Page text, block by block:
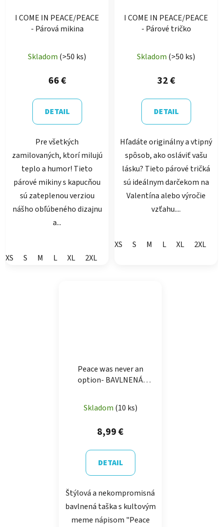
I COME IN PEACE/PEACE
- Párová mikina
Skladom (>50 ks)
66 €
DETAIL
Pre všetkých
zamilovaných, ktorí milujú
teplo a humor! Tieto
párové mikiny s kapucňou
sú zateplenou verziou
nášho obľúbeného dizajnu
a...
XS S M L XL 2XL
I COME IN PEACE/PEACE
- Párové tričko
Skladom (>50 ks)
32 €
DETAIL
Hľadáte originálny a vtipný
spôsob, ako osláviť vašu
lásku? Tieto párové tričká
sú ideálnym darčekom na
Valentína alebo výročie
vzťahu....
XS S M L XL 2XL
Peace was never an
option- BAVLNENÁ
Skladom (10 ks)
8,99 €
DETAIL
Štýlová a nekompromisná
bavlnená taška s kultovým
meme nápisom "Peace